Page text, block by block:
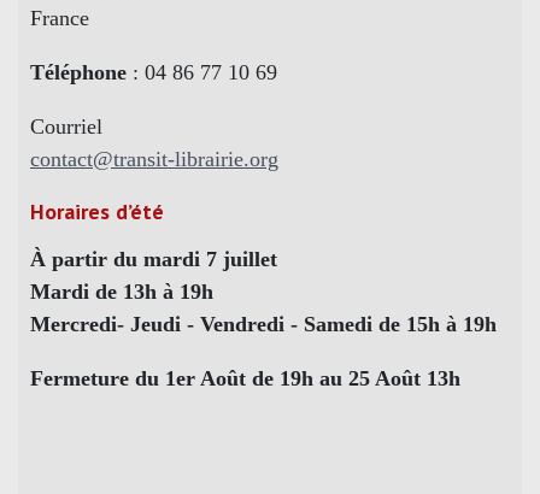
France
Téléphone : 04 86 77 10 69
Courriel
contact@transit-librairie.org
Horaires d’été
À partir du mardi 7 juillet
Mardi de 13h à 19h
Mercredi- Jeudi - Vendredi - Samedi de 15h à 19h
Fermeture du 1er Août de 19h au 25 Août 13h